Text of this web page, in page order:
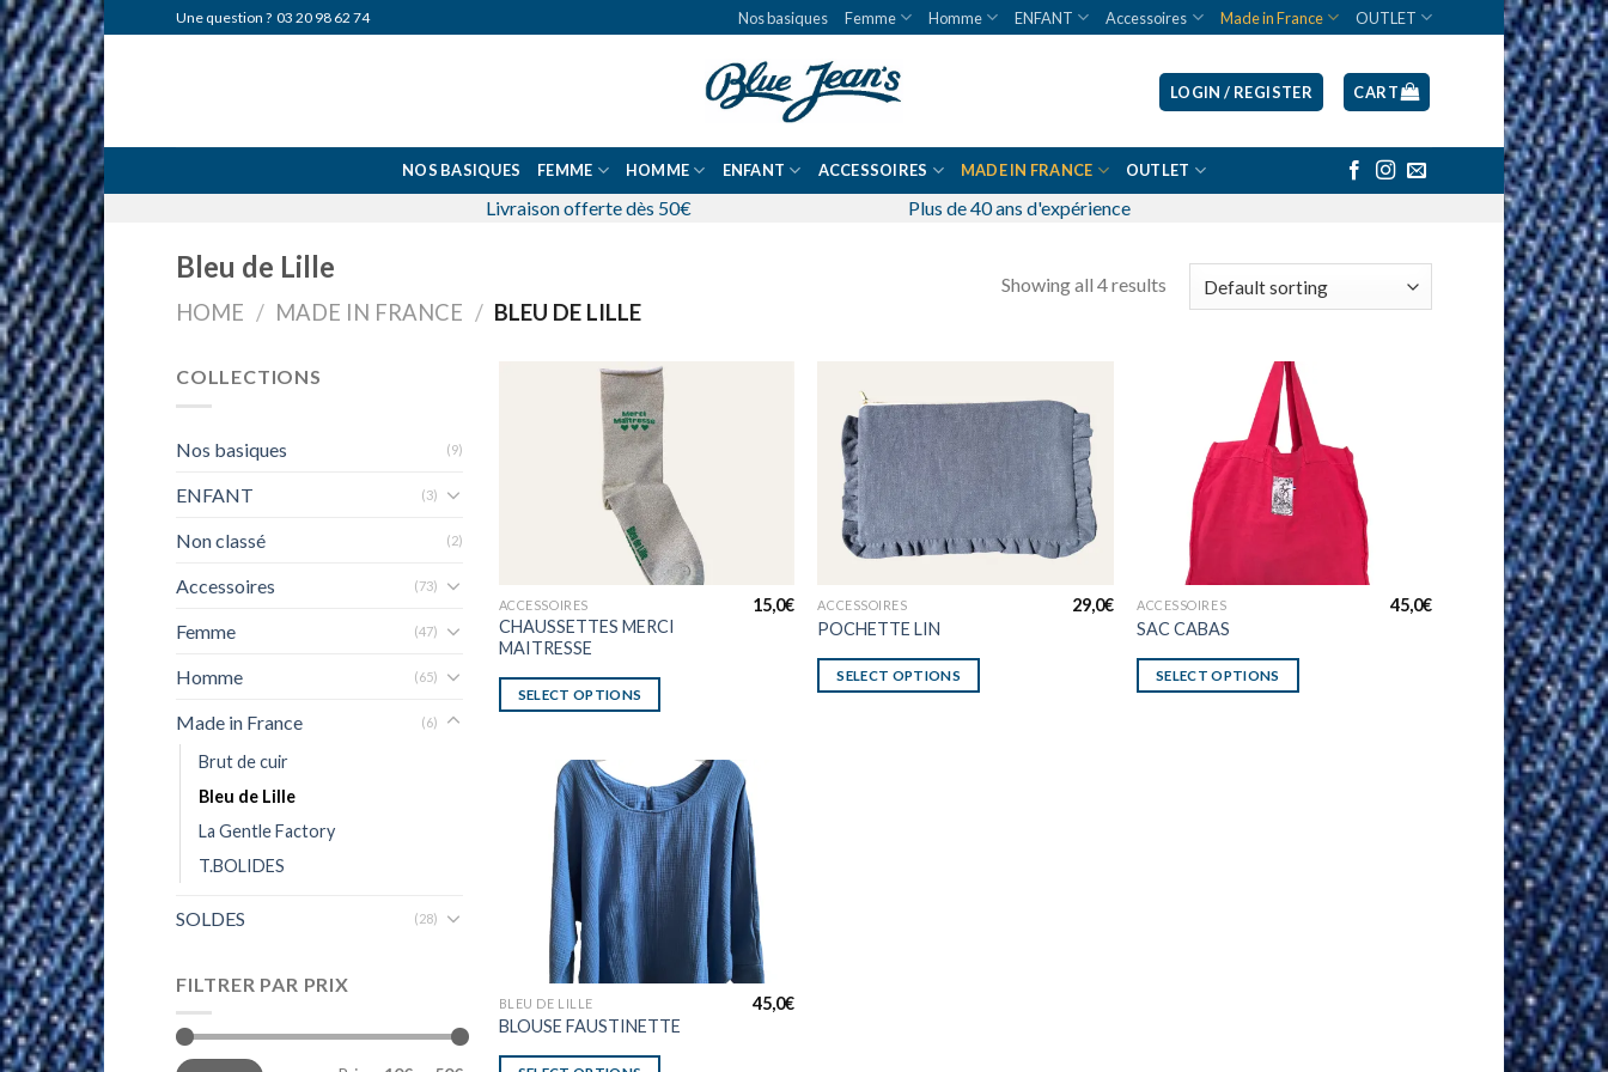
Skip
to
content
Une question ? 03 20 98 62 74 Nos basiques Femme Homme ENFANT Accessoires Made in France OUTLET
LOGIN / REGISTER CART
NOS BASIQUES FEMME HOMME ENFANT ACCESSOIRES MADE IN FRANCE OUTLET
Livraison offerte dès 50€ Plus de 40 ans d'expérience
Bleu de Lille
HOME / MADE IN FRANCE / BLEU DE LILLE
Showing all 4 results
COLLECTIONS
Nos basiques (9)
ENFANT (3)
Non classé (2)
Accessoires (73)
Femme (47)
Homme (65)
Made in France (6)
Brut de cuir
Bleu de Lille
La Gentle Factory
T.BOLIDES
SOLDES (28)
FILTRER PAR PRIX
Min
Max
ACCESSOIRES
CHAUSSETTES MERCI
MAITRESSE
15,0€
SELECT OPTIONS
ACCESSOIRES
POCHETTE LIN
29,0€
SELECT OPTIONS
ACCESSOIRES
SAC CABAS
45,0€
SELECT OPTIONS
BLEU DE LILLE
BLOUSE FAUSTINETTE
45,0€